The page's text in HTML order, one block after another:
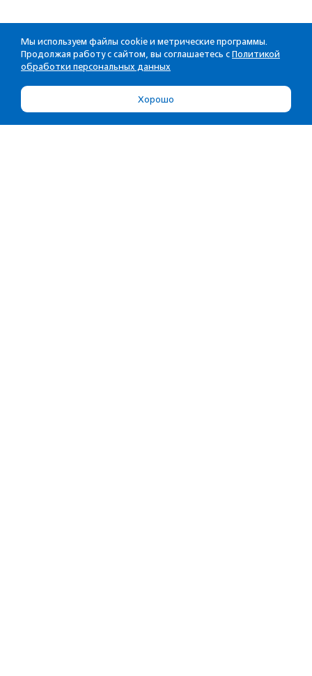
Мы используем файлы cookie и метрические программы.
Продолжая работу с сайтом, вы соглашаетесь с Политикой
обработки персональных данных
Хорошо